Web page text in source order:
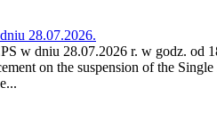
28.07.2026.
w dniu 28.07.2026 r. w godz. od
on the suspension of the